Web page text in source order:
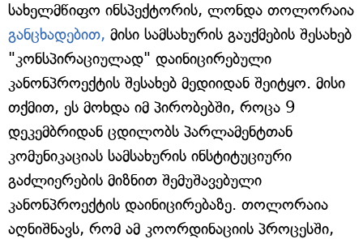
სახელმწიფო ინსპექტორის, ლონდა თოლორაია
განცხადებით, მისი სამსახურის გაუქმების შესახებ
"კონსპირაციულად" დაინიცირებული
კანონპროექტის შესახებ მედიიდან შეიტყო. მისი
თქმით, ეს მოხდა იმ პირობებში, როცა 9
დეკემბრიდან ცდილობს პარლამენტთან
კომუნიკაციას სამსახურის ინსტიტუციური
გაძლიერების მიზნით შემუშავებული
კანონპროექტის დაინიცირებაზე. თოლორაია
აღნიშნავს, რომ ამ კოორდინაციის პროცესში,